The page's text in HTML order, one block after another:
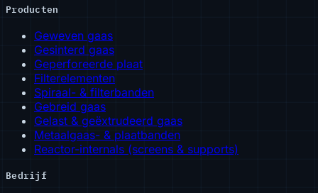
Producten
Geweven gaas
Gesinterd gaas
Geperforeerde plaat
Filterelementen
Spiraal- & filterbanden
Gebreid gaas
Gelast & geëxtrudeerd gaas
Metaalgaas- & plaatbanden
Reactor-internals (screens & supports)
Bedrijf